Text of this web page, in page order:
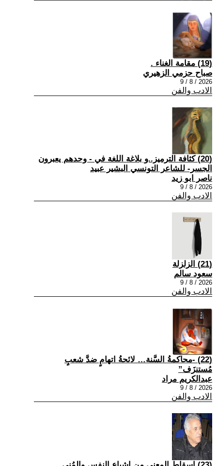
(19) مقامة الغناء .
صباح حزمي الزهيري
2026 / 8 / 9
الادب والفن
(20) كثافة الترميز..و بلاغة اللغة في - وحدهم يعبرون
الجسر- للشاعر التونسي البشير عبيد
ناصر ابو زيد
2026 / 8 / 9
الادب والفن
(21) الزلزلة
سعود سالم
2026 / 8 / 9
الادب والفن
(22) -محاكمةُ السَّنة… لائحةُ اتهامٍ ضدَّ شعبٍ
مُستنزَف”
عبدالكريم مراد
2026 / 8 / 9
الادب والفن